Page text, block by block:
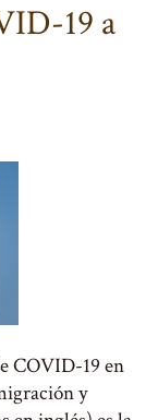
19 a
COVID-19 en
y